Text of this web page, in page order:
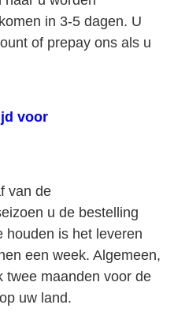
in 3-5 dagen. U
of prepay ons als u
voor
van de
u de bestelling
houden is het leveren
een week. Algemeen,
twee maanden voor de
uw land.